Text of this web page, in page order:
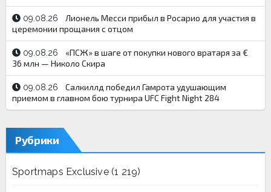
09.08.26
Лионель Месси прибыл в Росарио для участия в
церемонии прощания с отцом
09.08.26
«ПСЖ» в шаге от покупки нового вратаря за €
36 млн — Николо Скира
09.08.26
Салкиллд победил Гамрота удушающим
приемом в главном бою турнира UFC Fight Night 284
Рубрики
Sportmaps Exclusive(1 219)